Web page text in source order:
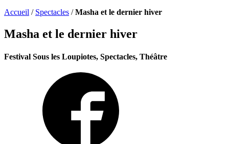
Accueil / Spectacles /Masha et le dernier hiver
Masha et le dernier hiver
Festival Sous les Loupiotes, Spectacles, Théâtre